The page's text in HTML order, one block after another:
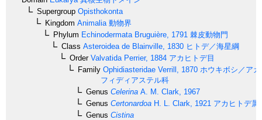
Supergroup Opisthokonta
Kingdom Animalia 動物界
Phylum Echinodermata Bruguière, 1791 棘皮動物門
Class Asteroidea de Blainville, 1830 ヒトデ／海星綱
OrderValvatida Perrier, 1884 アカヒトデ目
Family Ophidiasteridae Verrill, 1870 ホウキボシ／ア
フィディアステル科
Genus Celerina A. M. Clark, 1967
Genus Certonardoa H. L. Clark, 1921 アカヒトデ属
Genus Cistina